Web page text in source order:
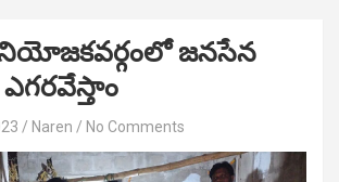
జనసేన
Naren No Comments